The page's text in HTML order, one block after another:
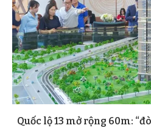
Quốc lộ 13 mở rộng 60m: